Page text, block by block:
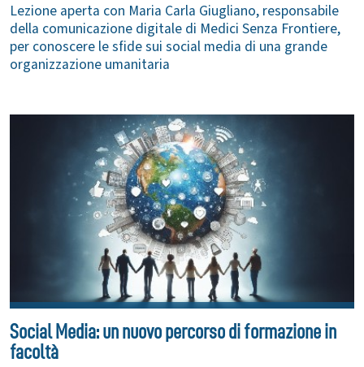
Lezione aperta con Maria Carla Giugliano, responsabile
della comunicazione digitale di Medici Senza Frontiere,
per conoscere le sfide sui social media di una grande
organizzazione umanitaria
Social Media: un nuovo percorso di formazione in
facoltà